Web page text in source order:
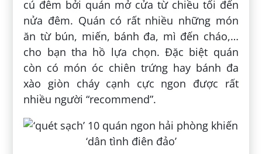
cú đêm bởi quán mở cửa từ chiều tối đến
nửa đêm. Quán có rất nhiều những món
ăn từ bún, miến, bánh đa, mì đến cháo,…
cho bạn tha hồ lựa chọn. Đặc biệt quán
còn có món óc chiên trứng hay bánh đa
xào giòn cháy cạnh cực ngon được rất
nhiều người “recommend”.